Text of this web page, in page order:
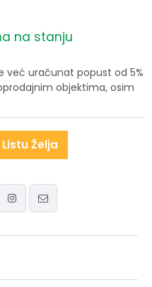
na stanju
već uračunat popust od 5%
objektima, osim
Želja